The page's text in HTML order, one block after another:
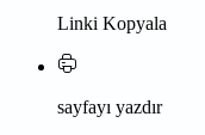
Linki Kopyala
sayfayı yazdır